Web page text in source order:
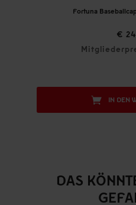
Fortuna
€
IN DEN
DAS